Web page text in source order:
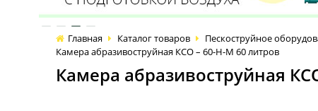
Главная Каталог товаров Пескоструйное
Камера абразивоструйная КСО – 60-Н-М 60 литров
Камера абразивоструйная